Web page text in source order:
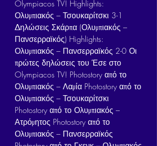
Olympiacos TV! Highlights:
Ολυμπιακός – Τσουκαρίτσκι 3-1
Δηλώσεις Σκάρπα (Ολυμπιακός –
Πανσερραϊκός) Highlights:
Ολυμπιακός – Πανσερραϊκός 2-0 Οι
πρώτες δηλώσεις του Έσε στο
Olympiacos TV! Photostory από το
Ολυμπιακός – Λαμία Photostory από το
Ολυμπιακός – Τσουκαρίτσκι
Photostory από το Ολυμπιακός –
Ατρόμητος Photostory από το
Ολυμπιακός – Πανσερραϊκός